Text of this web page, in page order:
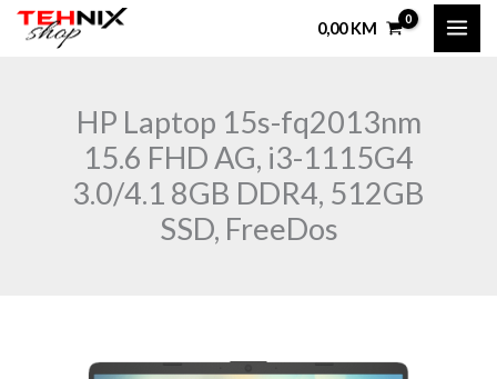
Skip
0,00KM
HP Laptop 15s-fq2013nm
15.6 FHD AG, i3-1115G4
3.0/4.1 8GB DDR4, 512GB
SSD, FreeDos